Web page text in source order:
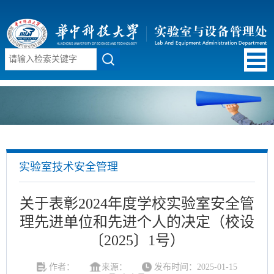
实验室技术安全管理
关于表彰2024年度学校实验室安全管
理先进单位和先进个人的决定（校设
〔2025〕1号）
作者： 来源：
发布时间：2025-01-15